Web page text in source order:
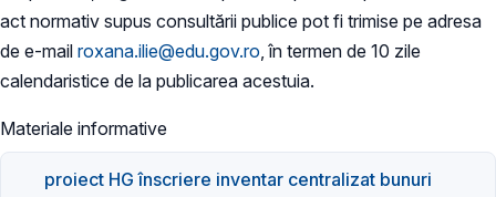
act normativ supus consultării publice pot fi trimise pe adresa
de e-mail roxana.ilie@edu.gov.ro , în termen de 10 zile
calendaristice de la publicarea acestuia.
Materiale informative
proiect HG înscriere inventar centralizat bunuri